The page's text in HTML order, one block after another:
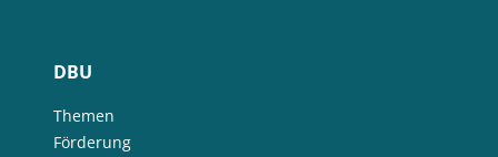
DBU
Themen
Förderung